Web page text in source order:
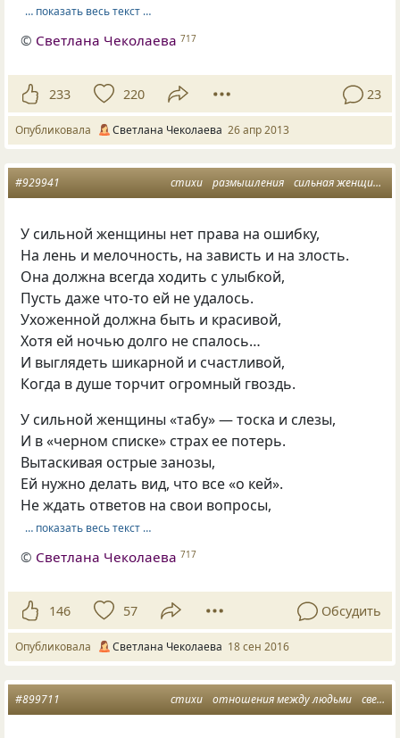
… показать весь текст …
© Светлана Чеколаева 717
233 220 23
Опубликовала Светлана Чеколаева 26 апр 2013
стихи размышления сильная женщина
#929941
У сильной женщины нет права на ошибку,
На лень и мелочность, на зависть и на злость.
Она должна всегда ходить с улыбкой,
Пусть даже что-то ей не удалось.
Ухоженной должна быть и красивой,
Хотя ей ночью долго не спалось…
И выглядеть шикарной и счастливой,
Когда в душе торчит огромный гвоздь.
У сильной женщины «табу» — тоска и слезы,
И в «черном списке» страх ее потерь.
Вытаскивая острые занозы,
Ей нужно делать вид, что все «о кей».
Не ждать ответов на свои вопросы,
… показать весь текст …
© Светлана Чеколаева 717
146 57 Обсудить
Опубликовала Светлана Чеколаева 18 сен 2016
стихи отношения между людьми светлана чеколаева
#899711